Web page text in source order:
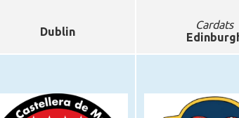
Dublin
Cardats